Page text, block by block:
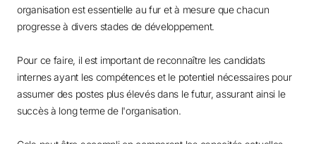
organisation est essentielle au fur et à mesure que chacun
progresse à divers stades de développement.
Pour ce faire, il est important de reconnaître les candidats
internes ayant les compétences et le potentiel nécessaires pour
assumer des postes plus élevés dans le futur, assurant ainsi le
succès à long terme de l'organisation.